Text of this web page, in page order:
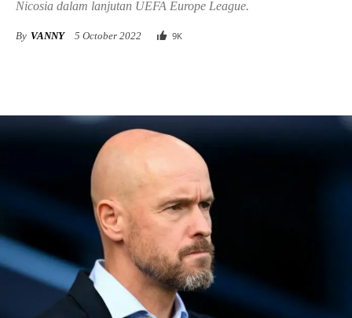
Nicosia dalam lanjutan UEFA Europe League.
By VANNY 5 October 2022 9K